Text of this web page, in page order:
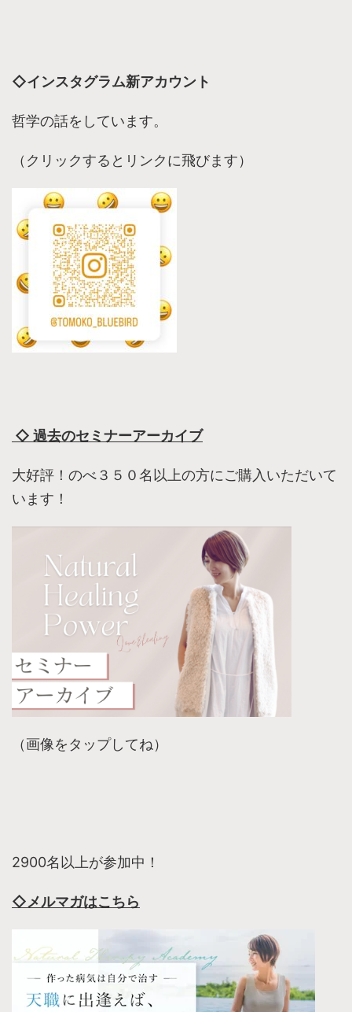
◇インスタグラム新アカウント
哲学の話をしています。
（クリックするとリンクに飛びます）
◇ 過去のセミナーアーカイブ
大好評！のべ３５０名以上の方にご購入いただいて
います！
（画像をタップしてね）
2900名以上が参加中！
◇メルマガはこちら